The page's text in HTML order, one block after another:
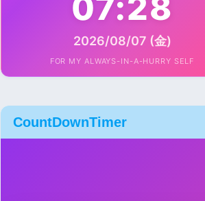
2026/08/07 (金)
FOR MY ALWAYS-IN-A-HURRY SELF
CountDownTimer